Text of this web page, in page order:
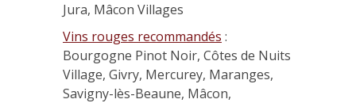
Jura, Mâcon Villages
Vins rouges recommandés :
Bourgogne Pinot Noir, Côtes de Nuits
Village, Givry, Mercurey, Maranges,
Savigny-lès-Beaune, Mâcon,